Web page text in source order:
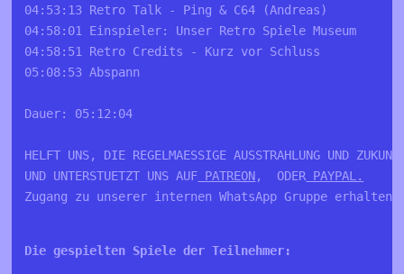
04:53:13 Retro Talk - Ping & C64 (Andreas)
04:58:01 Einspieler: Unser Retro Spiele Museum
04:58:51 Retro Credits - Kurz vor Schluss
05:08:53 Abspann
Dauer: 05:12:04
HELFT UNS, DIE REGELMAESSIGE AUSSTRAHLUNG UND
UND UNTERSTUETZT UNS AUF PATREON,  ODER PAYPAL.
Zugang zu unserer internen WhatsApp Gruppe
Die gespielten Spiele der Teilnehmer: